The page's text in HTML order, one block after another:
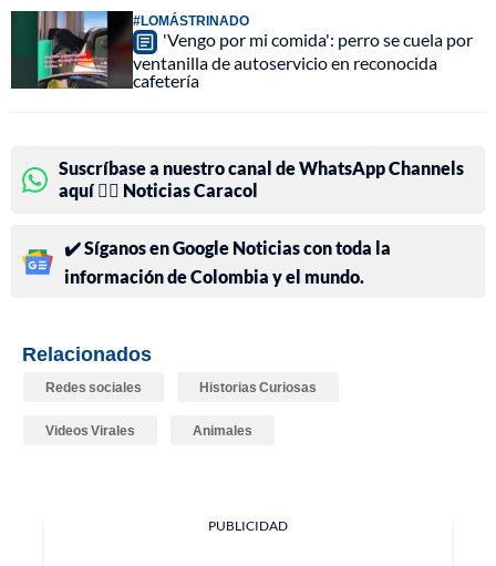
#LOMÁSTRINADO
'Vengo por mi comida': perro se cuela por
ventanilla de autoservicio en reconocida
cafetería
Suscríbase a nuestro canal de WhatsApp Channels
aquí 👉🏻 Noticias Caracol
✔️ Síganos en Google Noticias con toda la
información de Colombia y el mundo.
Relacionados
Redes sociales Historias Curiosas
Videos Virales Animales
PUBLICIDAD